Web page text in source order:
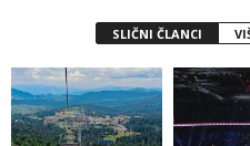
SLIČNI ČLANCI